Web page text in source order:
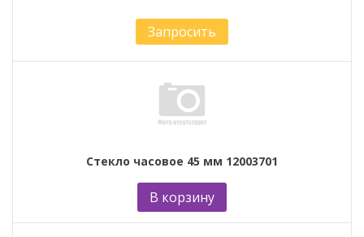
Запросить
Стекло часовое 45 мм 12003701
В корзину